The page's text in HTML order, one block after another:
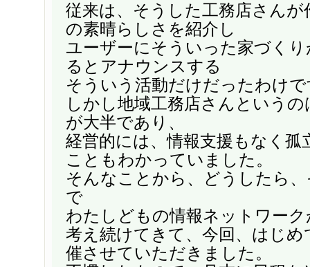
従来は、そうした工務店さんが
の素晴らしさを紹介し
ユーザーにそういった家づく
るとアナウンスする
そういう活動だけだったわけ
しかし地域工務店さんという
が大半であり、
経営的には、情報支援もなく孤
こともわかっていました。
そんなことから、どうしたら
で
わたしどもの情報ネットワー
考え続けてきて、今回、はじ
催させていただきました。